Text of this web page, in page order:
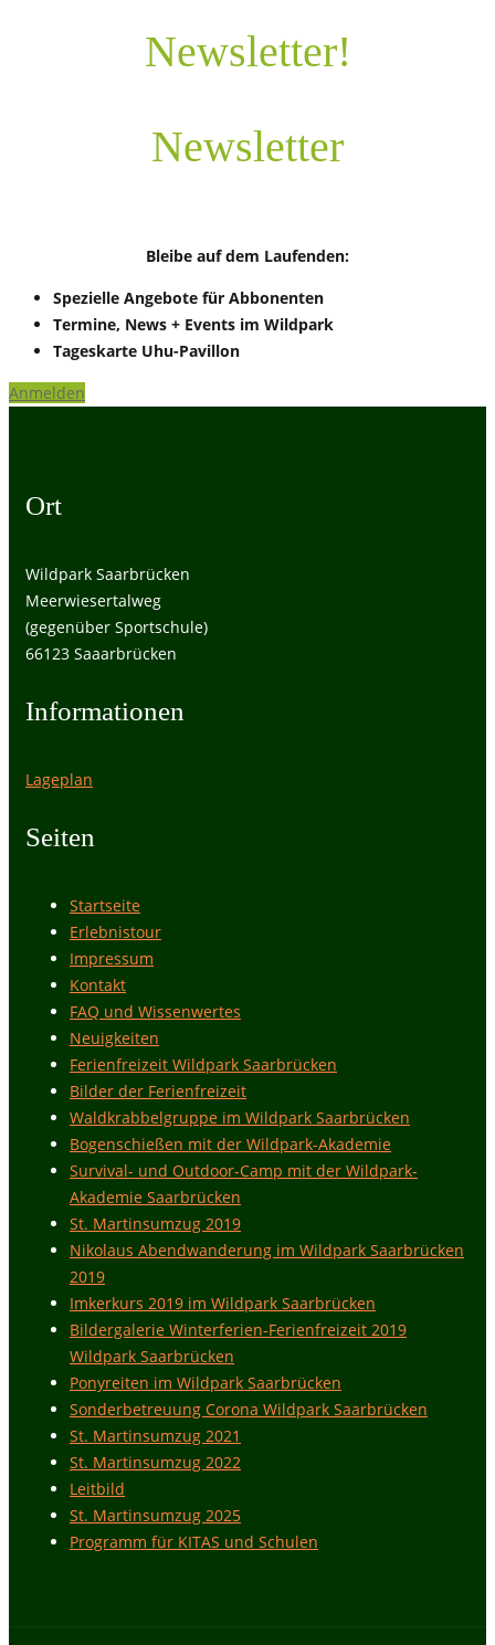
Newsletter!
Newsletter
Bleibe auf dem Laufenden:
Spezielle Angebote für Abbonenten
Termine, News + Events im Wildpark
Tageskarte Uhu-Pavillon
Anmelden
Ort
Wildpark Saarbrücken
Meerwiesertalweg
(gegenüber Sportschule)
66123 Saaarbrücken
Informationen
Lageplan
Seiten
Startseite
Erlebnistour
Impressum
Kontakt
FAQ und Wissenwertes
Neuigkeiten
Ferienfreizeit Wildpark Saarbrücken
Bilder der Ferienfreizeit
Waldkrabbelgruppe im Wildpark Saarbrücken
Bogenschießen mit der Wildpark-Akademie
Survival- und Outdoor-Camp mit der Wildpark-
Akademie Saarbrücken
St. Martinsumzug 2019
Nikolaus Abendwanderung im Wildpark Saarbrücken
2019
Imkerkurs 2019 im Wildpark Saarbrücken
Bildergalerie Winterferien-Ferienfreizeit 2019
Wildpark Saarbrücken
Ponyreiten im Wildpark Saarbrücken
Sonderbetreuung Corona Wildpark Saarbrücken
St. Martinsumzug 2021
St. Martinsumzug 2022
Leitbild
St. Martinsumzug 2025
Programm für KITAS und Schulen